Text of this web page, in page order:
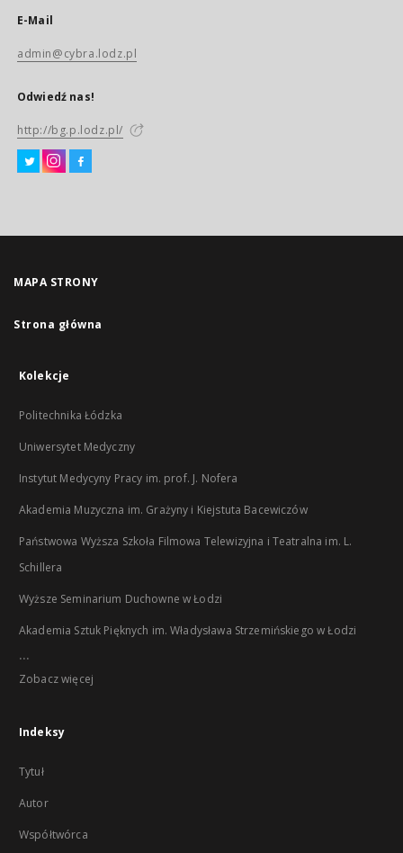
E-Mail
admin@cybra.lodz.pl
Odwiedź nas!
http://bg.p.lodz.pl/
MAPA STRONY
Strona główna
Kolekcje
Politechnika Łódzka
Uniwersytet Medyczny
Instytut Medycyny Pracy im. prof. J. Nofera
Akademia Muzyczna im. Grażyny i Kiejstuta Bacewiczów
Państwowa Wyższa Szkoła Filmowa Telewizyjna i Teatralna im. L.
Schillera
Wyższe Seminarium Duchowne w Łodzi
Akademia Sztuk Pięknych im. Władysława Strzemińskiego w Łodzi
...
Zobacz więcej
Indeksy
Tytuł
Autor
Współtwórca